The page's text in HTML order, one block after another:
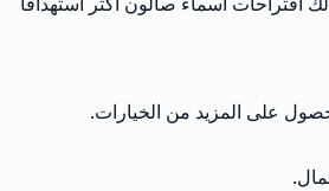
على المزيد من الخيارات.